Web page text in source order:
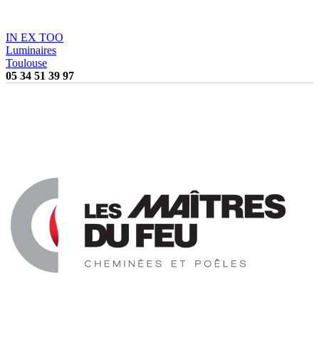
IN EX TOO
Luminaires
Toulouse
05 34 51 39 97